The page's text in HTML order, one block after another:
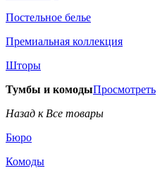
Постельное белье
Премиальная коллекция
Шторы
Тумбы и комодыПросмотреть
Назад к Все товары
Бюро
Комоды